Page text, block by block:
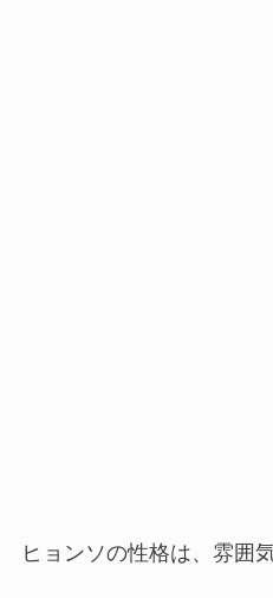
ヒョンソの性格は、雰囲